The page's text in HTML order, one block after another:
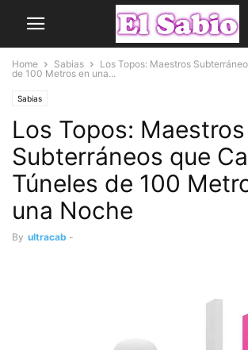
Home Sabias
Los Topos: Maestros
de 100 Metros en una...
Sabias
Los Topos: Maestros
Subterráneos que
Túneles de 100
una Noche
By ultracab -